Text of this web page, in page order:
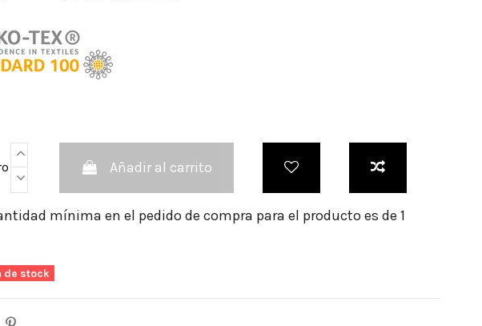
Añadir al carrito
mínima en el pedido de compra para el producto es de 1
de stock